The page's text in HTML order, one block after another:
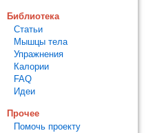
Библиотека
Статьи
Мышцы тела
Упражнения
Калории
FAQ
Идеи
Прочее
Помочь проекту